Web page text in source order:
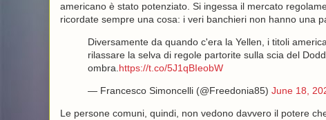
americano è stato potenziato. Si ingessa il mercato
ricordate sempre una cosa: i veri banchieri non hanno una
Diversamente da quando c'era la Yellen, i titoli
rilassare la selva di regole partorite sulla scia del
ombra. https://t.co/5J1qBIeobW
— Francesco Simoncelli (@Freedonia85) June 18,
Le persone comuni, quindi, non vedono davvero il potere